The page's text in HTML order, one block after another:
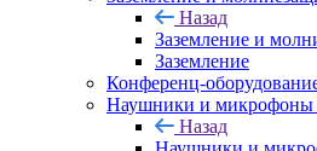
Назад
Заземление и
Заземление
Конференц-
Наушники и микрофоны
Назад